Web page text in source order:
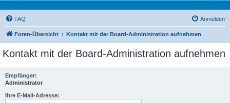
FAQ Anmelden
Foren-Übersicht Kontakt mit der Board-Administration aufnehmen
Kontakt mit der Board-Administration aufnehmen
Empfänger:
Administrator
Ihre E-Mail-Adresse: